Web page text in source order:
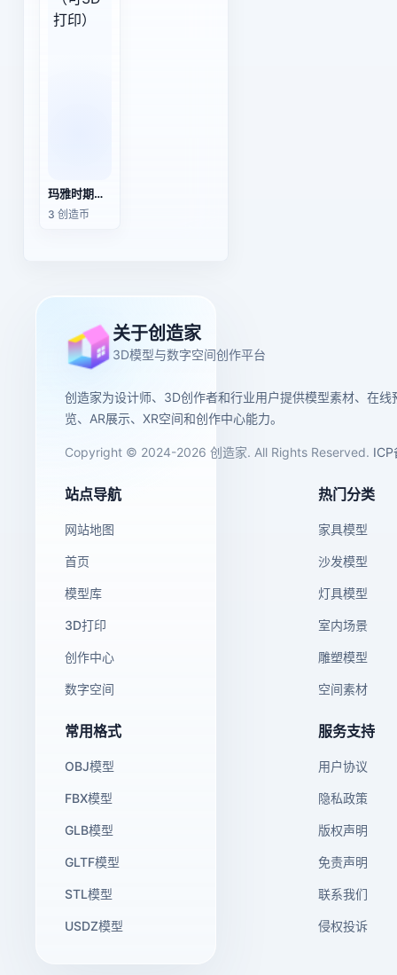
玛雅时期的红陶鸟形器（可3D打印）
3 创造币
关于创造家
3D模型与数字空间创作平台
创造家为设计师、3D创作者和行业用户提供模型素材、在线
览、AR展示、XR空间和创作中心能力。
Copyright © 2024-2026 创造家. All Rights Reserved. ICP
站点导航
网站地图
首页
模型库
3D打印
创作中心
数字空间
热门分类
家具模型
沙发模型
灯具模型
室内场景
雕塑模型
空间素材
常用格式
OBJ模型
FBX模型
GLB模型
GLTF模型
STL模型
USDZ模型
服务支持
用户协议
隐私政策
版权声明
免责声明
联系我们
侵权投诉